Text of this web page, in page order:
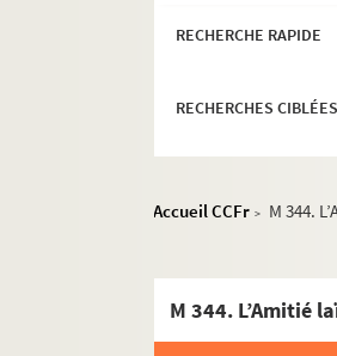
RECHERCHE RAPIDE
RECHERCHES CIBLÉES
Accueil CCFr > M 344.
M 344. L’Amitié
Activités